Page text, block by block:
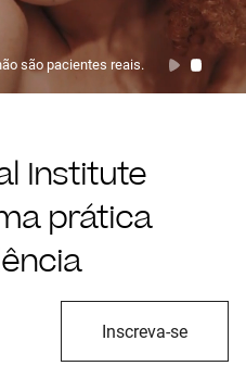
são pacientes reais.
Institute
prática
Inscreva-se